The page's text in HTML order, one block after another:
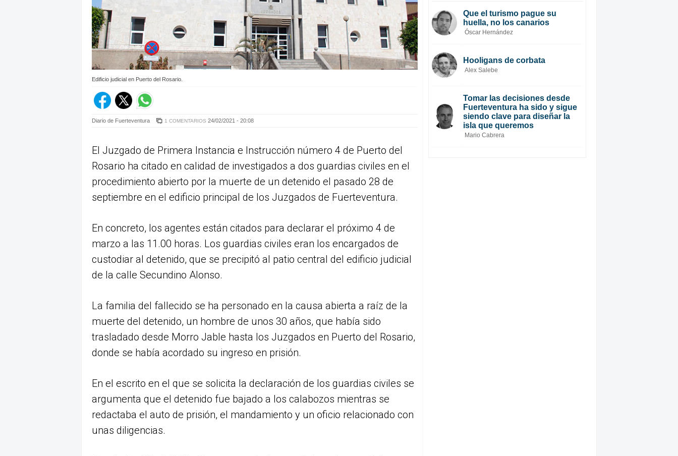
Edificio judicial en Puerto del Rosario.
Diario de Fuerteventura 1 COMENTARIOS 24/02/2021 - 20:08
El Juzgado de Primera Instancia e Instrucción número 4 de Puerto del
Rosario ha citado en calidad de investigados a dos guardias civiles en el
procedimiento abierto por la muerte de un detenido el pasado 28 de
septiembre en el edificio principal de los Juzgados de Fuerteventura.
En concreto, los agentes están citados para declarar el próximo 4 de
marzo a las 11.00 horas. Los guardias civiles eran los encargados de
custodiar al detenido, que se precipitó al patio central del edificio judicial
de la calle Secundino Alonso.
La familia del fallecido se ha personado en la causa abierta a raíz de la
muerte del detenido, un hombre de unos 30 años, que había sido
trasladado desde Morro Jable hasta los Juzgados en Puerto del Rosario,
donde se había acordado su ingreso en prisión.
En el escrito en el que se solicita la declaración de los guardias civiles se
argumenta que el detenido fue bajado a los calabozos mientras se
redactaba el auto de prisión, el mandamiento y un oficio relacionado con
unas diligencias.
Que el turismo pague su
huella, no los canarios
Óscar Hernández
Hooligans de corbata
Alex Salebe
Tomar las decisiones desde
Fuerteventura ha sido y sigue
siendo clave para diseñar la
isla que queremos
Mario Cabrera